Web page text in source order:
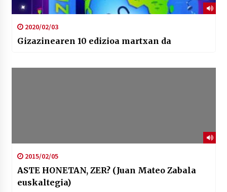
2020/02/03
Gizazinearen 10 edizioa martxan da
2015/02/05
ASTE HONETAN, ZER? (Juan Mateo Zabala
euskaltegia)